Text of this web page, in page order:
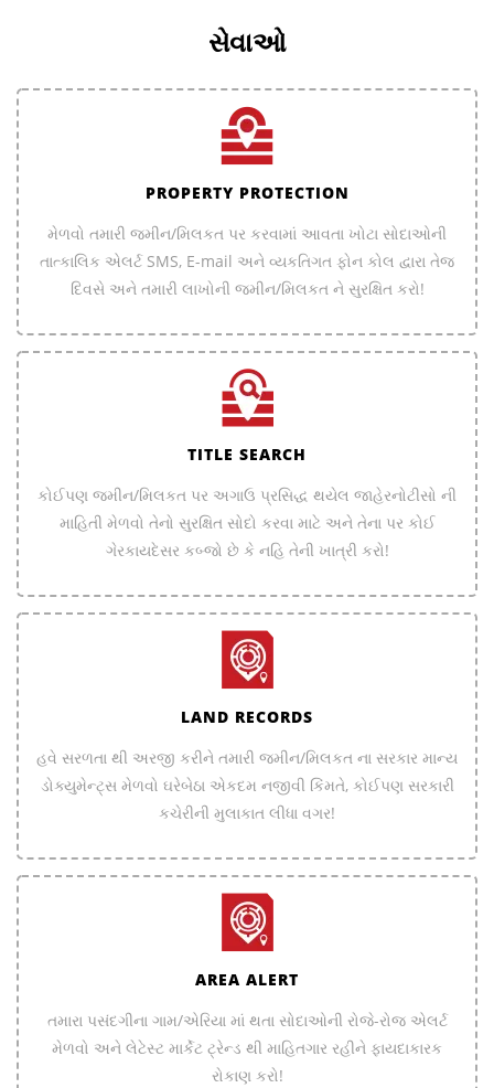
સેવાઓ
PROPERTY PROTECTION
મેળવો તમારી જમીન/મિલકત પર કરવામાં આવતા ખોટા સોદાઓની
તાત્કાલિક એલર્ટ SMS, E-mail અને વ્યકતિગત ફોન કોલ દ્વારા તેજ
દિવસે અને તમારી લાખોની જમીન/મિલકત ને સુરક્ષિત કરો!
TITLE SEARCH
કોઈપણ જમીન/મિલકત પર અગાઉ પ્રસિદ્ધ થયેલ જાહેરનોટીસો ની
માહિતી મેળવો તેનો સુરક્ષિત સોદો કરવા માટે અને તેના પર કોઈ
ગેરકાયદેસર કબ્જો છે કે નહિ તેની ખાત્રી કરો!
LAND RECORDS
હવે સરળતા થી અરજી કરીને તમારી જમીન/મિલકત ના સરકાર માન્ય
ડોક્યુમેન્ટ્સ મેળવો ઘરેબેઠા એકદમ નજીવી કિંમતે, કોઈપણ સરકારી
કચેરીની મુલાકાત લીધા વગર!
AREA ALERT
તમારા પસંદગીના ગામ/એરિયા માં થતા સોદાઓની રોજે-રોજ એલર્ટ
મેળવો અને લેટેસ્ટ માર્કેટ ટ્રેન્ડ થી માહિતગાર રહીને ફાયદાકારક
રોકાણ કરો!